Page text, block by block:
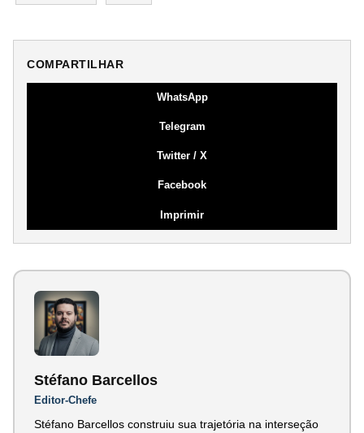
COMPARTILHAR
WhatsApp
Telegram
Twitter / X
Facebook
Imprimir
Stéfano Barcellos
Editor-Chefe
Stéfano Barcellos construiu sua trajetória na interseção